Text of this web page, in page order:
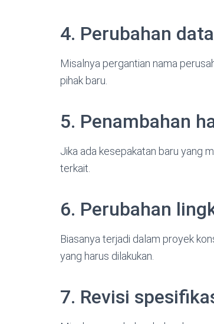
4. Perubahan
Misalnya pergantian nama
pihak baru.
5. Penambahan
Jika ada kesepakatan baru yang
terkait.
6. Perubahan
Biasanya terjadi dalam proyek
yang harus dilakukan.
7. Revisi